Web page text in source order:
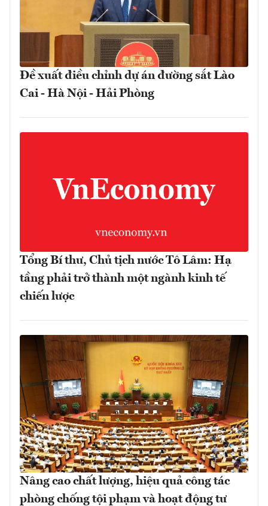
Đề xuất điều chỉnh dự án đường sắt Lào
Cai - Hà Nội - Hải Phòng
Tổng Bí thư, Chủ tịch nước Tô Lâm: Hạ
tầng phải trở thành một ngành kinh tế
chiến lược
Nâng cao chất lượng, hiệu quả công tác
phòng chống tội phạm và hoạt động tư